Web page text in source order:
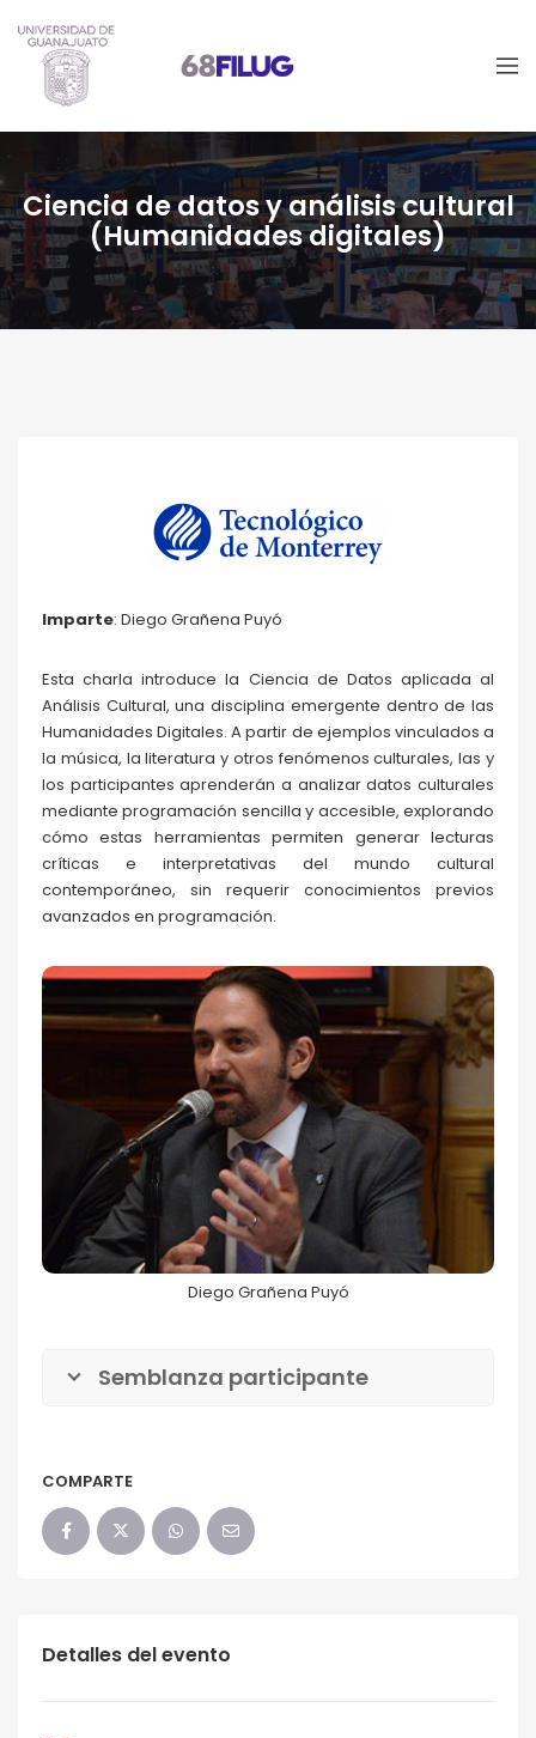
Ciencia de datos y análisis cultural
(Humanidades digitales)
Imparte: Diego Grañena Puyó
Esta charla introduce la Ciencia de Datos aplicada al
Análisis Cultural, una disciplina emergente dentro de las
Humanidades Digitales. A partir de ejemplos vinculados a
la música, la literatura y otros fenómenos culturales, las y
los participantes aprenderán a analizar datos culturales
mediante programación sencilla y accesible, explorando
cómo estas herramientas permiten generar lecturas
críticas e interpretativas del mundo cultural
contemporáneo, sin requerir conocimientos previos
avanzados en programación.
Diego Grañena Puyó
68FILUG 2026
Diego Grañena Puyó
Semblanza participante
COMPARTE
Detalles del evento